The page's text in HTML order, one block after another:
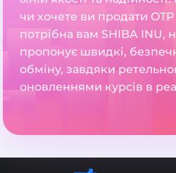
чи хочете ви продати
потрібна вам SHIBA INU,
пропонує швидкі,
обміну, завдяки
оновленнями курсів в